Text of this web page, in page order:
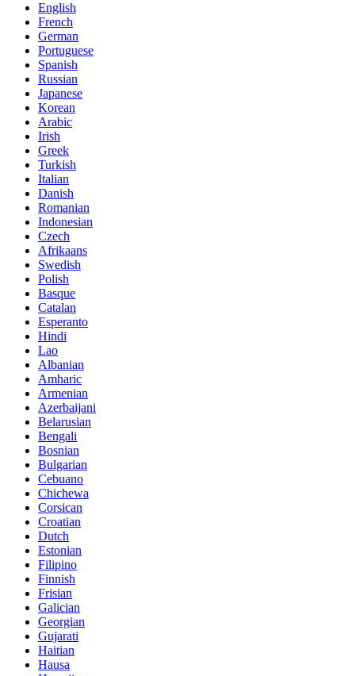
English
French
German
Portuguese
Spanish
Russian
Japanese
Korean
Arabic
Irish
Greek
Turkish
Italian
Danish
Romanian
Indonesian
Czech
Afrikaans
Swedish
Polish
Basque
Catalan
Esperanto
Hindi
Lao
Albanian
Amharic
Armenian
Azerbaijani
Belarusian
Bengali
Bosnian
Bulgarian
Cebuano
Chichewa
Corsican
Croatian
Dutch
Estonian
Filipino
Finnish
Frisian
Galician
Georgian
Gujarati
Haitian
Hausa